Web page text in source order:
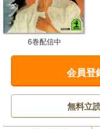
6巻配信中
会員登
無料立